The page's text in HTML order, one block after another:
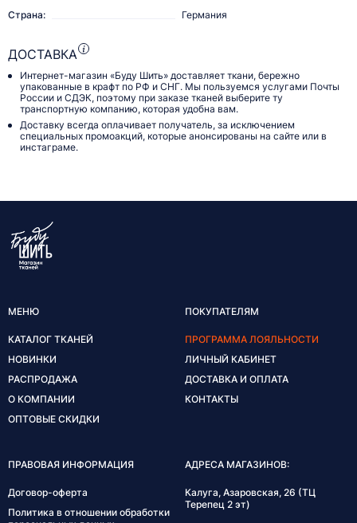
Страна: Германия
ДОСТАВКА
Интернет-магазин «Буду Шить» доставляет ткани, бережно
упакованные в крафт по РФ и СНГ. Мы пользуемся услугами Почты
России и СДЭК, поэтому при заказе тканей выберите ту
транспортную компанию, которая удобна вам.
Доставку всегда оплачивает получатель, за исключением
специальных промоакций, которые анонсированы на сайте или в
инстаграме.
МЕНЮ
КАТАЛОГ ТКАНЕЙ
НОВИНКИ
РАСПРОДАЖА
О КОМПАНИИ
ОПТОВЫЕ СКИДКИ
ПОКУПАТЕЛЯМ
ПРОГРАММА ЛОЯЛЬНОСТИ
ЛИЧНЫЙ КАБИНЕТ
ДОСТАВКА И ОПЛАТА
КОНТАКТЫ
ПРАВОВАЯ ИНФОРМАЦИЯ
Договор-оферта
Политика в отношении обработки
АДРЕСА МАГАЗИНОВ:
Калуга, Азаровская, 26 (ТЦ
Терепец 2 эт)